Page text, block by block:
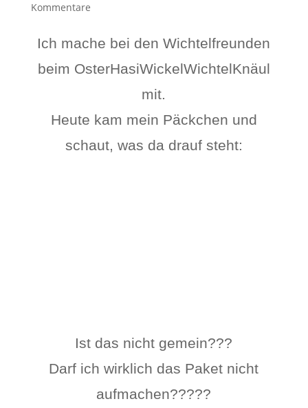
Kommentare
Ich mache bei den Wichtelfreunden
beim OsterHasiWickelWichtelKnäul
mit.
Heute kam mein Päckchen und
schaut, was da drauf steht:
Ist das nicht gemein???
Darf ich wirklich das Paket nicht
aufmachen?????